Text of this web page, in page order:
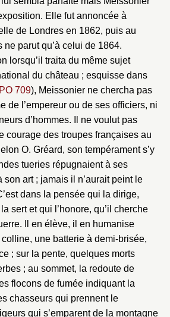
Elle fut annoncée à
de Londres en 1862, puis au
parut qu’à celui de 1864.
lorsqu’il traita du même sujet
du château ; esquisse dans
709), Meissonier ne chercha pas
de l’empereur ou de ses officiers, ni
d’hommes. Il ne voulut pas
courage des troupes françaises au
O. Gréard, son tempérament s’y
tueries répugnaient à ses
son art ; jamais il n’aurait peint le
dans la pensée qui la dirige,
sert et qui l’honore, qu’il cherche
Il en élève, il en humanise
colline, une batterie à demi-brisée,
; sur la pente, quelques morts
; au sommet, la redoute de
flocons de fumée indiquant la
chasseurs qui prennent le
qui s’emparent de la montagne